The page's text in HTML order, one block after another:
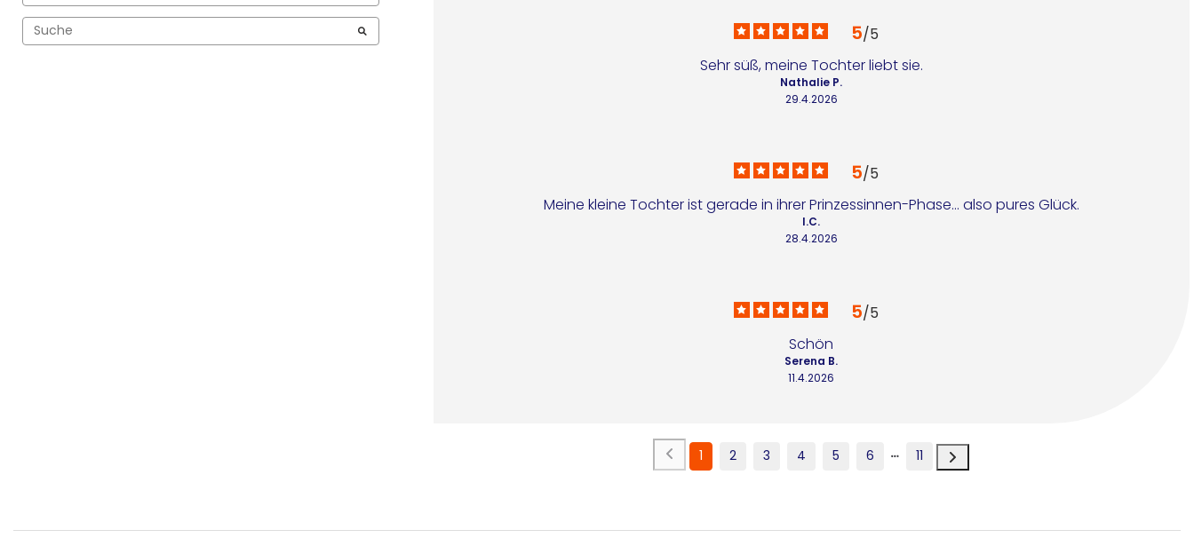
5/5
Sehr süß, meine Tochter liebt sie.
29.4.2026
Nathalie P.
5/5
Meine kleine Tochter ist gerade in ihrer Prinzessinnen-Phase... also pures Glück.
28.4.2026
I.C.
5/5
Schön
11.4.2026
Serena B.
1 2 3 4 5 6 11